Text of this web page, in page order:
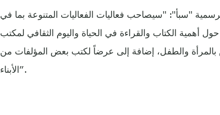
"سبأ": "سيصاحب فعاليات الفعاليات المتنوعة بما في
أهمية الكتاب والقراءة في الحياة واليوم الثقافي لمكتب
بالمرأة والطفل، إضافة إلى عرضاً لكتب بعض المؤلفات من
الأبناء”.